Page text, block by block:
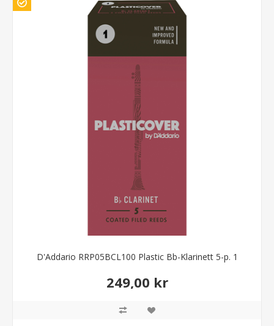
D'Addario RRP05BCL100 Plastic Bb-Klarinett 5-p. 1
249,00 kr